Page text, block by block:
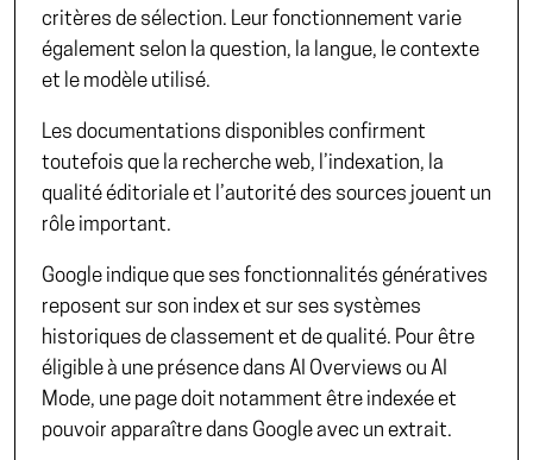
critères de sélection. Leur fonctionnement varie
également selon la question, la langue, le contexte
et le modèle utilisé.
Les documentations disponibles confirment
toutefois que la recherche web, l’indexation, la
qualité éditoriale et l’autorité des sources jouent un
rôle important.
Google indiqueque ses fonctionnalités génératives
reposent sur son index et sur ses systèmes
historiques de classement et de qualité. Pour être
éligible à une présence dans AI Overviews ou AI
Mode, une page doit notamment être indexée et
pouvoir apparaître dans Google avec un extrait.